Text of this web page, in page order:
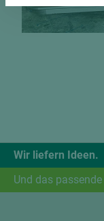
Wir liefern Ideen.
Und das